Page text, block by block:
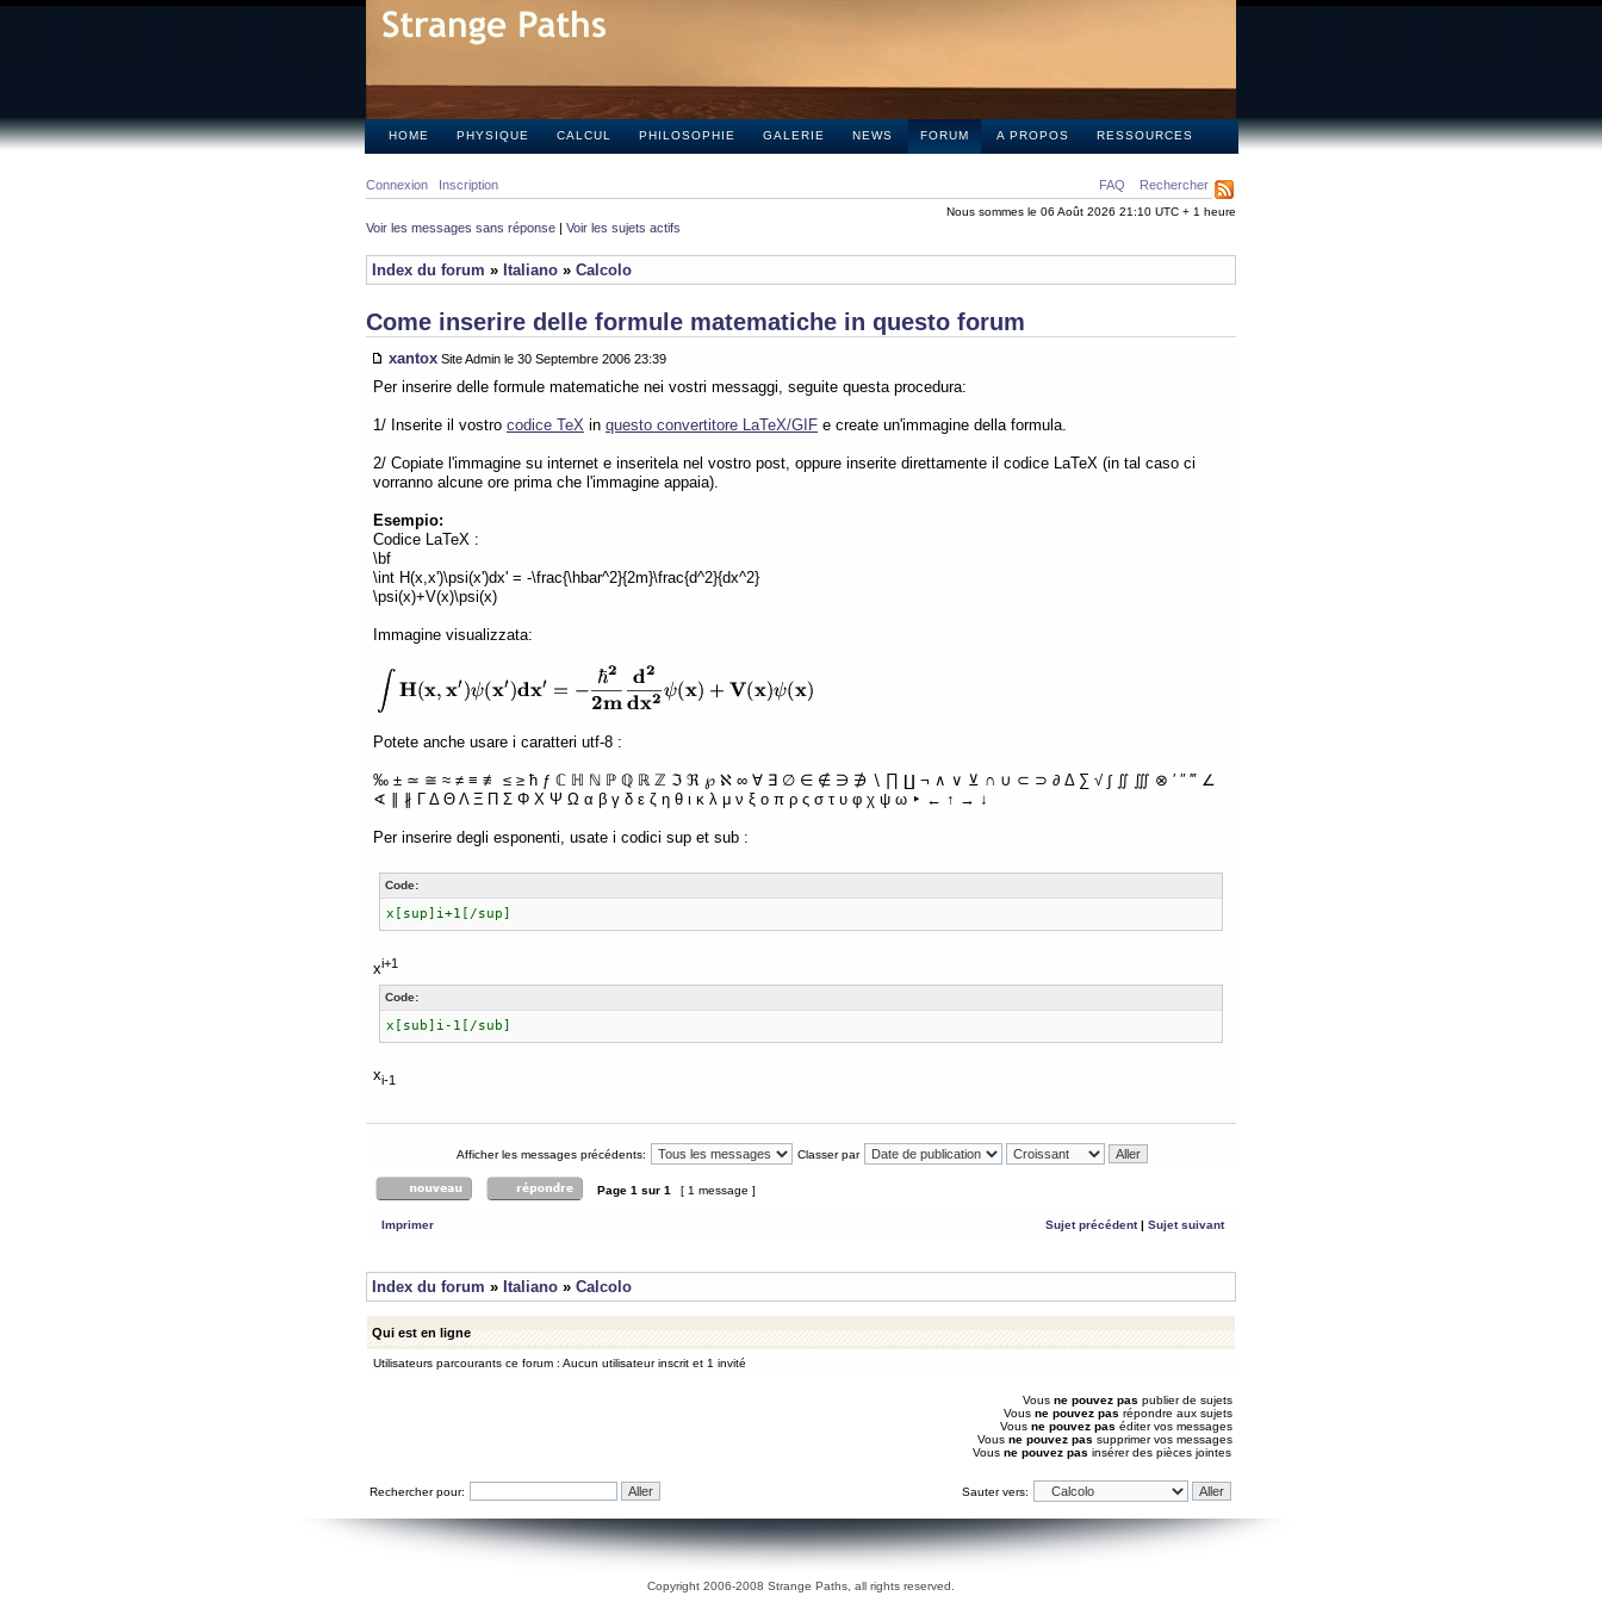
HOME PHYSIQUE CALCUL PHILOSOPHIE GALERIE NEWS FORUM A PROPOS RESSOURCES
FAQ Rechercher
Connexion Inscription
Nous sommes le 06 Août 2026 21:10 UTC + 1 heure
Voir les messages sans réponse | Voir les sujets actifs
Index du forum » Italiano » Calcolo
Come inserire delle formule matematiche in questo forum
xantox Site Admin le 30 Septembre 2006 23:39
Per inserire delle formule matematiche nei vostri messaggi, seguite questa procedura:
1/ Inserite il vostro codice TeX in questo convertitore LaTeX/GIF e create un'immagine della formula.
2/ Copiate l'immagine su internet e inseritela nel vostro post, oppure inserite direttamente il codice LaTeX (in tal caso ci
vorranno alcune ore prima che l'immagine appaia).
Esempio:
Codice LaTeX :
\bf
\int H(x,x')\psi(x')dx' = -\frac{\hbar^2}{2m}\frac{d^2}{dx^2}
\psi(x)+V(x)\psi(x)
Immagine visualizzata:
Potete anche usare i caratteri utf-8 :
‰ ± ≃ ≅ ≈ ≠ ≡ ≢ ≤ ≥ ħ ƒ ℂ ℍ ℕ ℙ ℚ ℝ ℤ ℑ ℜ ℘ ℵ ∞ ∀ ∃ ∅ ∈ ∉ ∋ ∌ ∖ ∏ ∐ ¬ ∧ ∨ ⊻ ∩ ∪ ⊂ ⊃ ∂ Δ ∑ √ ∫ ∬ ∭ ⊗ ′ ″ ‴ ∠
∢ ∥ ∦ Γ Δ Θ Λ Ξ Π Σ Φ Χ Ψ Ω α β γ δ ε ζ η θ ι κ λ μ ν ξ ο π ρ ς σ τ υ φ χ ψ ω ‣ ← ↑ → ↓
Per inserire degli esponenti, usate i codici sup et sub :
Code:
x[sup]i+1[/sup]
xi+1
Code:
x[sub]i-1[/sub]
xi-1
Afficher les messages précédents: Classer par
Page 1 sur 1 [ 1 message ]
Imprimer Sujet précédent| Sujet suivant
Index du forum » Italiano » Calcolo
Qui est en ligne
Utilisateurs parcourants ce forum : Aucun utilisateur inscrit et 1 invité
Vous ne pouvez pas publier de sujets
Vous ne pouvez pas répondre aux sujets
Vous ne pouvez pas éditer vos messages
Vous ne pouvez pas supprimer vos messages
Vous ne pouvez pas insérer des pièces jointes
Rechercher pour: Sauter vers:
Copyright 2006-2008 Strange Paths, all rights reserved.